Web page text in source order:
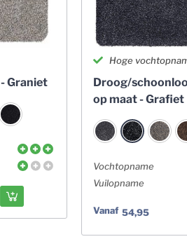
Graniet
Hoge
Droog/
op maat - Grafiet
Vochtopname
Vuilopname
Vanaf 54,95